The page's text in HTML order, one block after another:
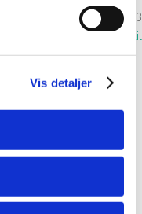
Vis detaljer
Ring på tlf. 69 13 70 23
Send email